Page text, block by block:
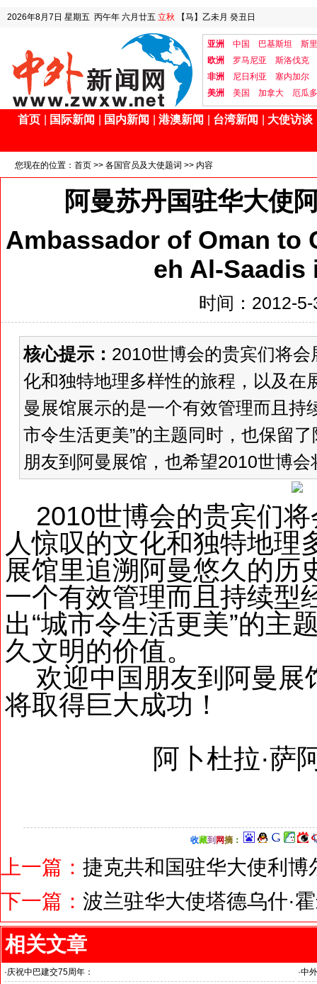
2026年8月7日 星期五 丙午年 六月廿五 立秋 【马】乙未月 癸丑日
亚洲 中国 巴基斯坦
斯
欧洲
罗马尼亚
斯洛伐克
非洲
尼日利亚
塞内加尔
美洲
美国 加拿大 厄瓜
首页 国际新闻 国内新闻 港澳新闻 台湾新闻 大使访谈
您现在的位置： 首页 >> 各国官员及大使题词 >> 内容
阿曼苏丹国驻华大使
Ambassador of Oman to
eh Al-
时间：2012-
核心提示： 2010世博会的贵宾们将
化和独特地理多样性的旅程，以及在
曼展馆展示的是一个有效管理而且持
市令生活更美”的主题同时，也保留
朋友到阿曼展馆，也希望2010世博
2010世博会的贵宾们将
人惊叹的文化和独特地理
展馆里追溯阿曼悠久的历
一个有效管理而且持续型
出“城市令生活更美”的主
久文明的价值。
欢迎中国朋友到阿曼展
将取得巨大成功！
阿卜杜拉·萨阿
收藏到 网摘：
上一篇： 捷克共和国驻华大使利博
下一篇： 波兰驻华大使塔德乌什·
相关文章
·庆祝中巴建交75周年：
·中